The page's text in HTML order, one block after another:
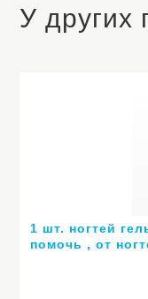
У других
1 шт. ногтей
помочь , от